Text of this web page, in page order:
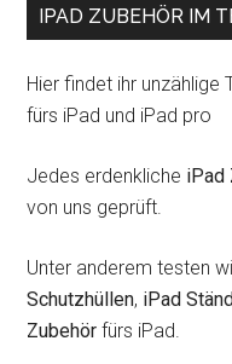
IPAD ZUBEHÖR IM
Hier findet ihr unzählige
fürs iPad und iPad pro
Jedes erdenkliche iPad
von uns geprüft.
Unter anderem testen
Schutzhüllen, iPad
Zubehör fürs iPad.